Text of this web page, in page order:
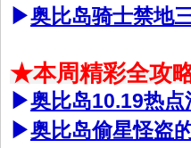
▶奥比岛骑士禁地
★本周精彩全攻
▶奥比岛10.19热点
▶奥比岛偷星怪盗